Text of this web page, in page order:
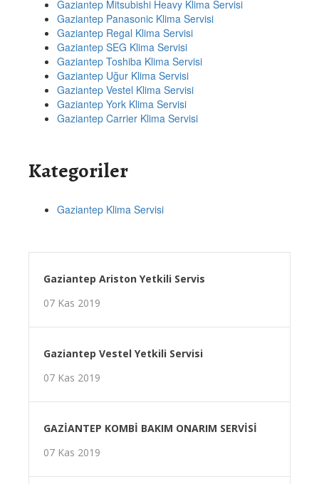
Gaziantep Mitsubishi Heavy Klima Servisi
Gaziantep Panasonic Klima Servisi
Gaziantep Regal Klima Servisi
Gaziantep SEG Klima Servisi
Gaziantep Toshiba Klima Servisi
Gaziantep Uğur Klima Servisi
Gaziantep Vestel Klima Servisi
Gaziantep York Klima Servisi
Gaziantep Carrier Klima Servisi
Kategoriler
Gaziantep Klima Servisi
Gaziantep Ariston Yetkili Servis
07 Kas 2019
Gaziantep Vestel Yetkili Servisi
07 Kas 2019
GAZİANTEP KOMBİ BAKIM ONARIM SERVİSİ
07 Kas 2019